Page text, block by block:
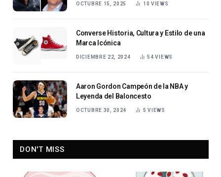
OCTUBRE 15, 2025 10VIEWS
Converse Historia, Cultura y Estilo de una
Marca Icónica
DICIEMBRE 22, 2024 54VIEWS
Aaron Gordon Campeón de la NBA y
Leyenda del Baloncesto
OCTUBRE 30, 2024 5VIEWS
DON'T MISS